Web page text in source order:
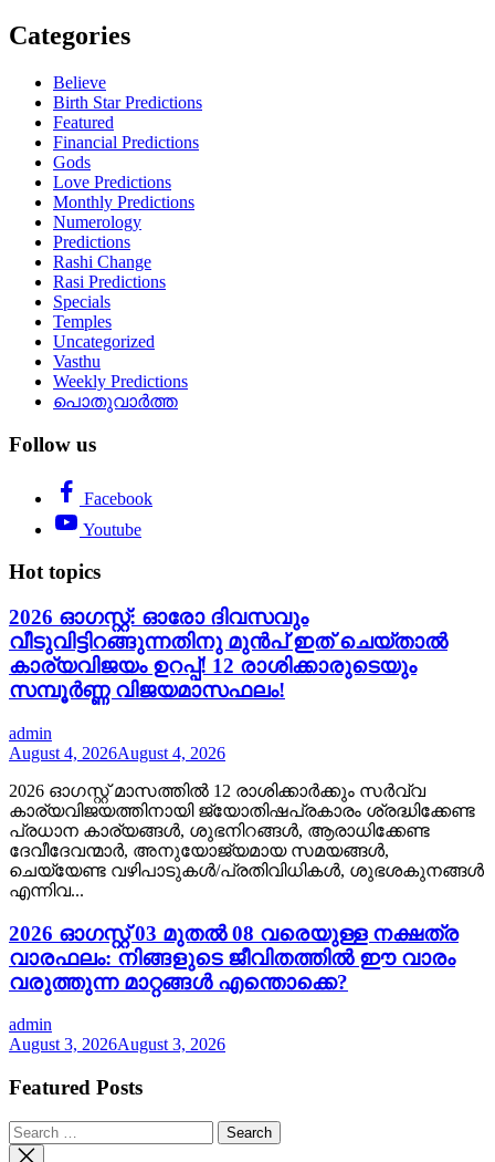
Categories
Believe
Birth Star Predictions
Featured
Financial Predictions
Gods
Love Predictions
Monthly Predictions
Numerology
Predictions
Rashi Change
Rasi Predictions
Specials
Temples
Uncategorized
Vasthu
Weekly Predictions
പൊതുവാർത്ത
Follow us
Facebook
Youtube
Hot topics
2026 ഓഗസ്റ്റ്: ഓരോ ദിവസവും
വീടുവിട്ടിറങ്ങുന്നതിനു മുൻപ് ഇത് ചെയ്താൽ
കാര്യവിജയം ഉറപ്പ്! 12 രാശിക്കാരുടെയും
സമ്പൂർണ്ണ വിജയമാസഫലം!
admin
August 4, 2026August 4, 2026
2026 ഓഗസ്റ്റ് മാസത്തിൽ 12 രാശിക്കാർക്കും സർവ്വ
കാര്യവിജയത്തിനായി ജ്യോതിഷപ്രകാരം ശ്രദ്ധിക്കേണ്ട
പ്രധാന കാര്യങ്ങൾ, ശുഭനിറങ്ങൾ, ആരാധിക്കേണ്ട
ദേവീദേവന്മാർ, അനുയോജ്യമായ സമയങ്ങൾ,
ചെയ്യേണ്ട വഴിപാടുകൾ/പ്രതിവിധികൾ, ശുഭശകുനങ്ങൾ
എന്നിവ...
2026 ഓഗസ്റ്റ് 03 മുതൽ 08 വരെയുള്ള നക്ഷത്ര
വാരഫലം: നിങ്ങളുടെ ജീവിതത്തിൽ ഈ വാരം
വരുത്തുന്ന മാറ്റങ്ങൾ എന്തൊക്കെ?
admin
August 3, 2026August 3, 2026
Featured Posts
Search
for: